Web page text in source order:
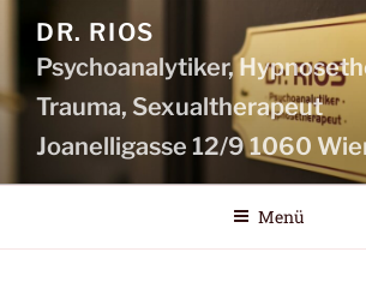
DR. RIOS
Psychoanalytiker,
Menü